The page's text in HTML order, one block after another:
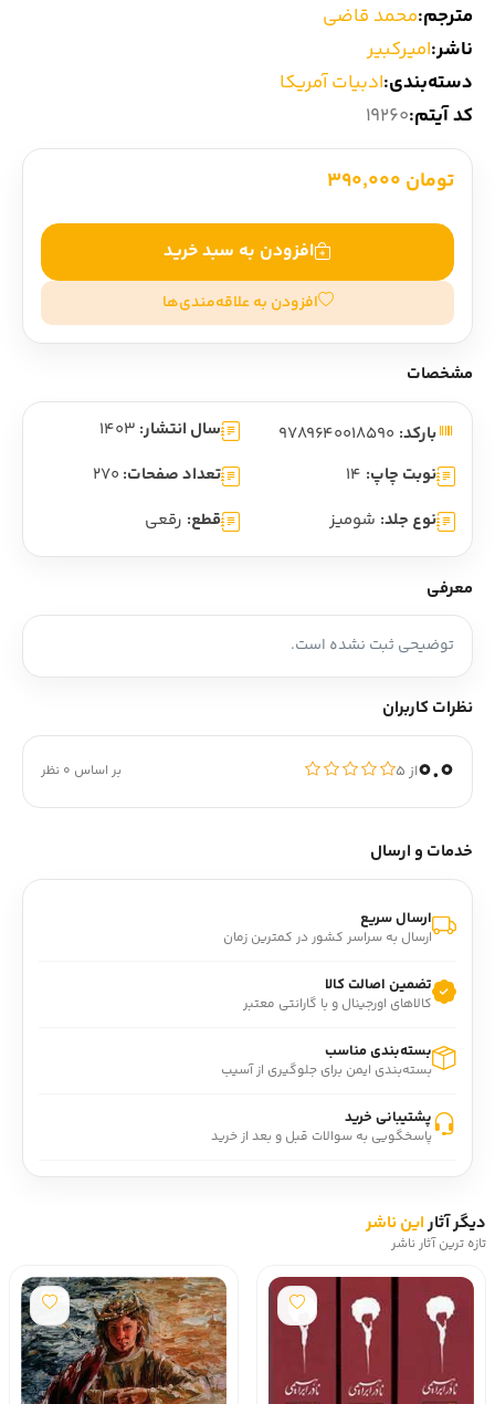
مترجم:محمد قاضی
ناشر:امیرکبیر
دسته‌بندی:ادبیات آمریکا
کد آیتم:19260
تومان 390,000
افزودن به سبد خرید
افزودن به علاقه‌مندی‌ها
مشخصات
بارکد: سال انتشار: 1403
نوبت چاپ: 14 تعداد صفحات: 270
نوع جلد: شومیز قطع: رقعی
معرفی
توضیحی ثبت نشده است.
نظرات کاربران
0.0از ۵ بر اساس 0 نظر
خدمات و ارسال
ارسال سریع
ارسال به سراسر کشور در کمترین زمان
تضمین اصالت کالا
کالاهای اورجینال و با گارانتی معتبر
بسته‌بندی مناسب
بسته‌بندی ایمن برای جلوگیری از آسیب
پشتیبانی خرید
پاسخگویی به سوالات قبل و بعد از خرید
دیگر آثاراین ناشر
تازه ترین آثار ناشر